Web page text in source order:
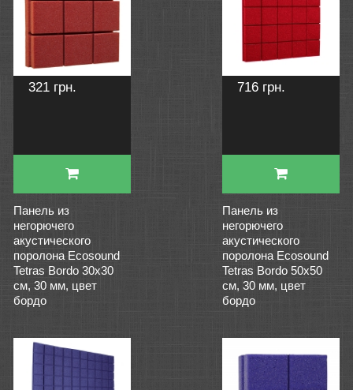
321 грн.
Панель из
негорючего
акустического
поролона Ecosound
Tetras Bordo 30х30
см, 30 мм, цвет
бордо
716 грн.
Панель из
негорючего
акустического
поролона Ecosound
Tetras Bordo 50х50
см, 30 мм, цвет
бордо